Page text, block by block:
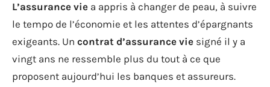
L’assurance vie a appris à changer de peau, à suivre
le tempo de l’économie et les attentes d’épargnants
exigeants. Un contrat d’assurance vie signé il y a
vingt ans ne ressemble plus du tout à ce que
proposent aujourd’hui les banques et assureurs.